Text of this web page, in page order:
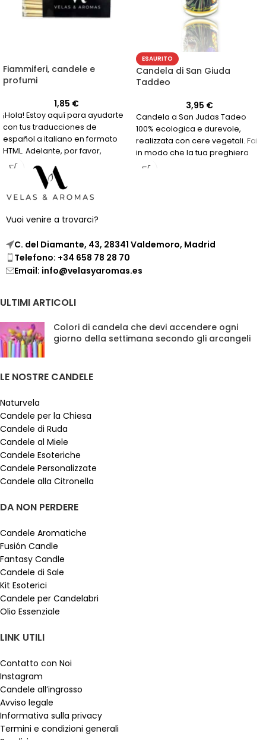
Fiammiferi, candele e
profumi
1,85 €
¡Hola! Estoy aquí para ayudarte
con tus traducciones de
español a italiano en formato
HTML. Adelante, por favor,
envíame el texto que necesitas
traducir y yo me encargaré de
hacerlo de manera precisa y sin
aumentar el número de
comenzar!
ESAURITO
Candela di San Giuda
Taddeo
3,95 €
Candela a San Judas Tadeo
100% ecologica e durevole,
realizzata con cere vegetali. Fai
in modo che la tua preghiera
arrivi con ancora più forza!
Vuoi venire a trovarci?
C. del Diamante, 43, 28341 Valdemoro, Madrid
Telefono: +34 658 78 28 70
Email: info@velasyaromas.es
ULTIMI ARTICOLI
Colori di candela che devi accendere ogni
giorno della settimana secondo gli arcangeli
LE NOSTRE CANDELE
Naturvela
Candele per la Chiesa
Candele di Ruda
Candele al Miele
Candele Esoteriche
Candele Personalizzate
Candele alla Citronella
DA NON PERDERE
Candele Aromatiche
Fusión Candle
Fantasy Candle
Candele di Sale
Kit Esoterici
Candele per Candelabri
Olio Essenziale
LINK UTILI
Contatto con Noi
Instagram
Candele all’ingrosso
Avviso legale
Informativa sulla privacy
Termini e condizioni generali